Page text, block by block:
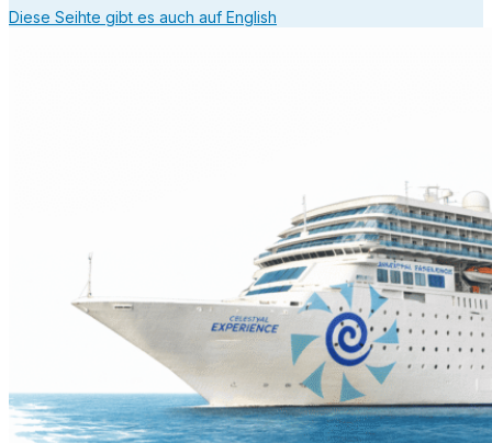
Diese Seihte gibt es auch auf English